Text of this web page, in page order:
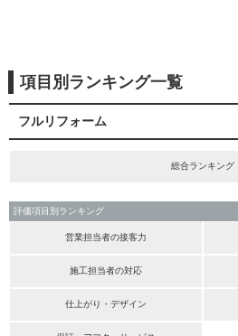
項目別ランキング一覧
フルリフォーム
総合ランキング
評価項目別ランキング
営業担当者の接客力
施工担当者の対応
仕上がり・デザイン